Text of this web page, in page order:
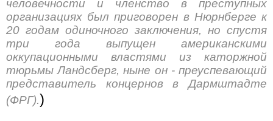
человечности и членство в преступных
организациях был приговорен в Нюрнберге к
20 годам одиночного заключения, но спустя
три года выпущен американскими
оккупационными властями из каторжной
тюрьмы Ландсберг, ныне он - преуспевающий
представитель концернов в Дармштадте
(ФРГ).)